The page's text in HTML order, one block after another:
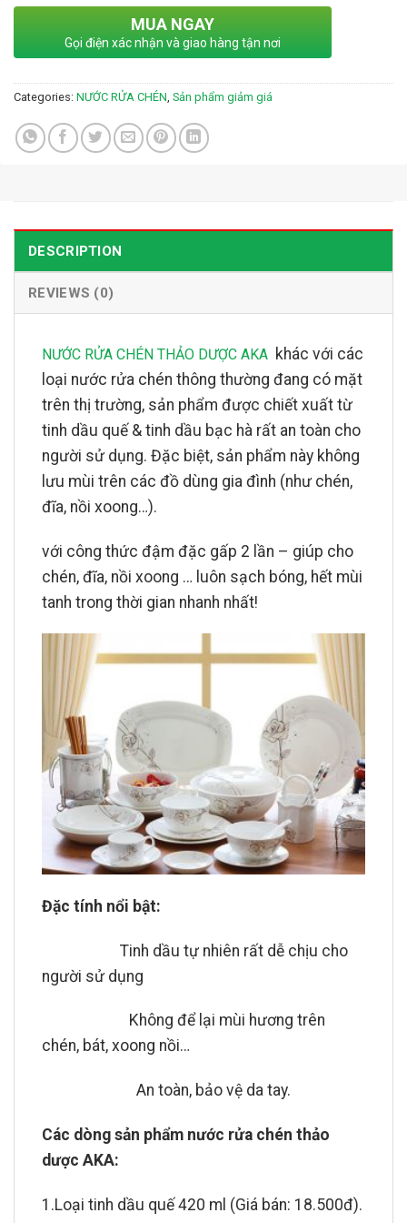
MUA NGAY
Gọi điện xác nhận và giao hàng tận nơi
Categories: NƯỚC RỬA CHÉN Sản phẩm giảm giá
DESCRIPTION
REVIEWS (0)
NƯỚC RỬA CHÉN THẢO DƯỢC AKA khác với các
loại nước rửa chén thông thường đang có mặt
trên thị trường, sản phẩm được chiết xuất từ
tinh dầu quế & tinh dầu bạc hà rất an toàn cho
người sử dụng. Đặc biệt, sản phẩm này không
lưu mùi trên các đồ dùng gia đình (như chén,
đĩa, nồi xoong…).
với công thức đậm đặc gấp 2 lần – giúp cho
chén, đĩa, nồi xoong … luôn sạch bóng, hết mùi
tanh trong thời gian nhanh nhất!
Đặc tính nổi bật:
Tinh dầu tự nhiên rất dễ chịu cho
người sử dụng
Không để lại mùi hương trên
chén, bát, xoong nồi…
An toàn, bảo vệ da tay.
Các dòng sản phẩm nước rửa chén thảo
dược AKA:
1.Loại tinh dầu quế 420 ml (Giá bán: 18.500đ).